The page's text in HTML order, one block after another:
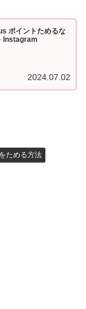
ポイントためるな
Instagram
2024.07.02
ためる方法